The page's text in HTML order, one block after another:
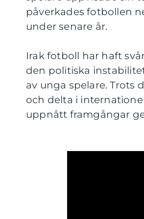
påverkades fotbollen
under senare år.
Irak fotboll har haft
den politiska
av unga spelare.
och delta i
uppnått framgångar